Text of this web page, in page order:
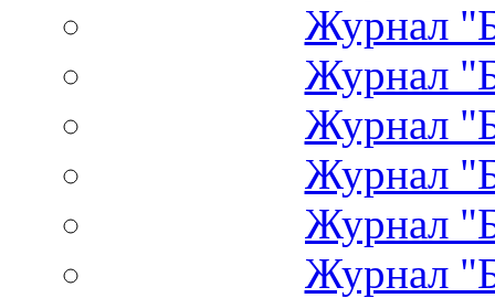
Журнал
Журнал
Журнал
Журнал
Журнал
Журнал